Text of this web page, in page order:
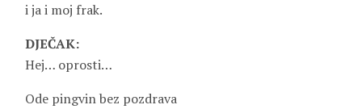
i ja i moj frak.
DJEČAK:
Hej… oprosti…
Ode pingvin bez pozdrava